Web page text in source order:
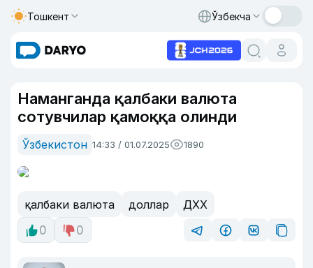
Тошкент Ўзбекча
Наманганда қалбаки валюта
сотувчилар қамоққа олинди
Ўзбекистон 14:33 / 01.07.2025 1890
қалбаки валюта доллар
ДХХ
0
0